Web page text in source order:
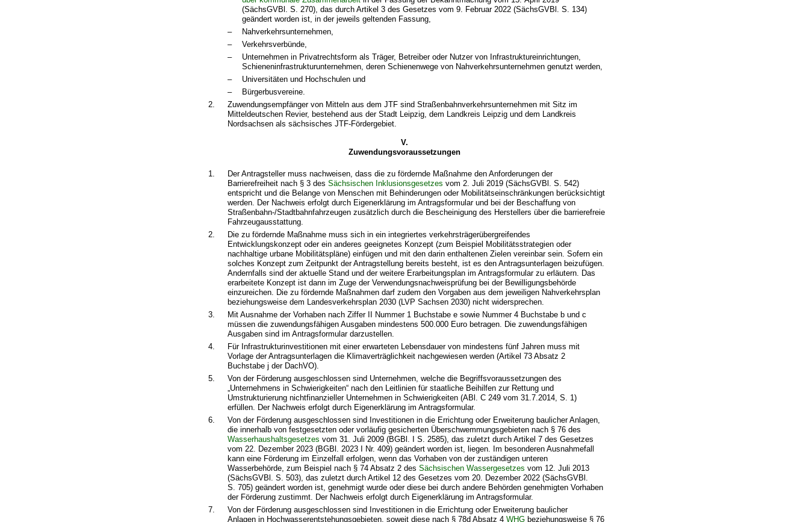
(SächsGVBl. S. 270), das durch Artikel 3 des Gesetzes vom 9. Februar 2022 (SächsGVBl. S. 134)
geändert worden ist, in der jeweils geltenden Fassung,
–
Nahverkehrsunternehmen,
–
Verkehrsverbünde,
–
Unternehmen in Privatrechtsform als Träger, Betreiber oder Nutzer von Infrastruktureinrichtungen,
Schieneninfrastrukturunternehmen, deren Schienenwege von Nahverkehrsunternehmen genutzt werden,
–
Universitäten und Hochschulen und
–
Bürgerbusvereine.
2.
Zuwendungsempfänger von Mitteln aus dem JTF sind Straßenbahnverkehrsunternehmen mit Sitz im
Mitteldeutschen Revier, bestehend aus der Stadt Leipzig, dem Landkreis Leipzig und dem Landkreis
Nordsachsen als sächsisches JTF-Fördergebiet.
V.
Zuwendungsvoraussetzungen
1.
Der Antragsteller muss nachweisen, dass die zu fördernde Maßnahme den Anforderungen der
Barrierefreiheit nach § 3 des Sächsischen Inklusionsgesetzes vom 2. Juli 2019 (SächsGVBl. S. 542)
entspricht und die Belange von Menschen mit Behinderungen oder Mobilitätseinschränkungen berücksichtigt
werden. Der Nachweis erfolgt durch Eigenerklärung im Antragsformular und bei der Beschaffung von
Straßenbahn-/Stadtbahnfahrzeugen zusätzlich durch die Bescheinigung des Herstellers über die barrierefreie
Fahrzeugausstattung.
2.
Die zu fördernde Maßnahme muss sich in ein integriertes verkehrsträgerübergreifendes
Entwicklungskonzept oder ein anderes geeignetes Konzept (zum Beispiel Mobilitätsstrategien oder
nachhaltige urbane Mobilitätspläne) einfügen und mit den darin enthaltenen Zielen vereinbar sein. Sofern ein
solches Konzept zum Zeitpunkt der Antragstellung bereits besteht, ist es den Antragsunterlagen beizufügen.
Andernfalls sind der aktuelle Stand und der weitere Erarbeitungsplan im Antragsformular zu erläutern. Das
erarbeitete Konzept ist dann im Zuge der Verwendungsnachweisprüfung bei der Bewilligungsbehörde
einzureichen. Die zu fördernde Maßnahmen darf zudem den Vorgaben aus dem jeweiligen Nahverkehrsplan
beziehungsweise dem Landesverkehrsplan 2030 (LVP Sachsen 2030) nicht widersprechen.
3.
Mit Ausnahme der Vorhaben nach Ziffer II Nummer 1 Buchstabe e sowie Nummer 4 Buchstabe b und c
müssen die zuwendungsfähigen Ausgaben mindestens 500.000 Euro betragen. Die zuwendungsfähigen
Ausgaben sind im Antragsformular darzustellen.
4.
Für Infrastrukturinvestitionen mit einer erwarteten Lebensdauer von mindestens fünf Jahren muss mit
Vorlage der Antragsunterlagen die Klimaverträglichkeit nachgewiesen werden (Artikel 73 Absatz 2
Buchstabe j der DachVO).
5.
Von der Förderung ausgeschlossen sind Unternehmen, welche die Begriffsvoraussetzungen des
„Unternehmens in Schwierigkeiten“ nach den Leitlinien für staatliche Beihilfen zur Rettung und
Umstrukturierung nichtfinanzieller Unternehmen in Schwierigkeiten (ABl. C 249 vom 31.7.2014, S. 1)
erfüllen. Der Nachweis erfolgt durch Eigenerklärung im Antragsformular.
6.
Von der Förderung ausgeschlossen sind Investitionen in die Errichtung oder Erweiterung baulicher Anlagen,
die innerhalb von festgesetzten oder vorläufig gesicherten Überschwemmungsgebieten nach § 76 des
Wasserhaushaltsgesetzes vom 31. Juli 2009 (BGBl. I S. 2585), das zuletzt durch Artikel 7 des Gesetzes
vom 22. Dezember 2023 (BGBl. 2023 I Nr. 409) geändert worden ist, liegen. Im besonderen Ausnahmefall
kann eine Förderung im Einzelfall erfolgen, wenn das Vorhaben von der zuständigen unteren
Wasserbehörde, zum Beispiel nach § 74 Absatz 2 des Sächsischen Wassergesetzes vom 12. Juli 2013
(SächsGVBl. S. 503), das zuletzt durch Artikel 12 des Gesetzes vom 20. Dezember 2022 (SächsGVBl.
S. 705) geändert worden ist, genehmigt wurde oder diese bei durch andere Behörden genehmigten Vorhaben
der Förderung zustimmt. Der Nachweis erfolgt durch Eigenerklärung im Antragsformular.
7.
Von der Förderung ausgeschlossen sind Investitionen in die Errichtung oder Erweiterung baulicher
Anlagen in Hochwasserentstehungsgebieten, soweit diese nach § 78d Absatz 4 WHGbeziehungsweise § 76